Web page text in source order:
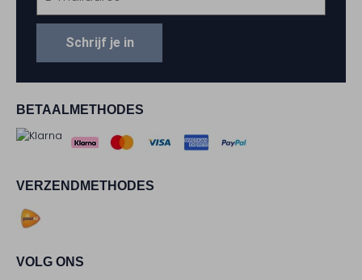
BETAALMETHODES
VERZENDMETHODES
VOLG ONS
Schrijf je in